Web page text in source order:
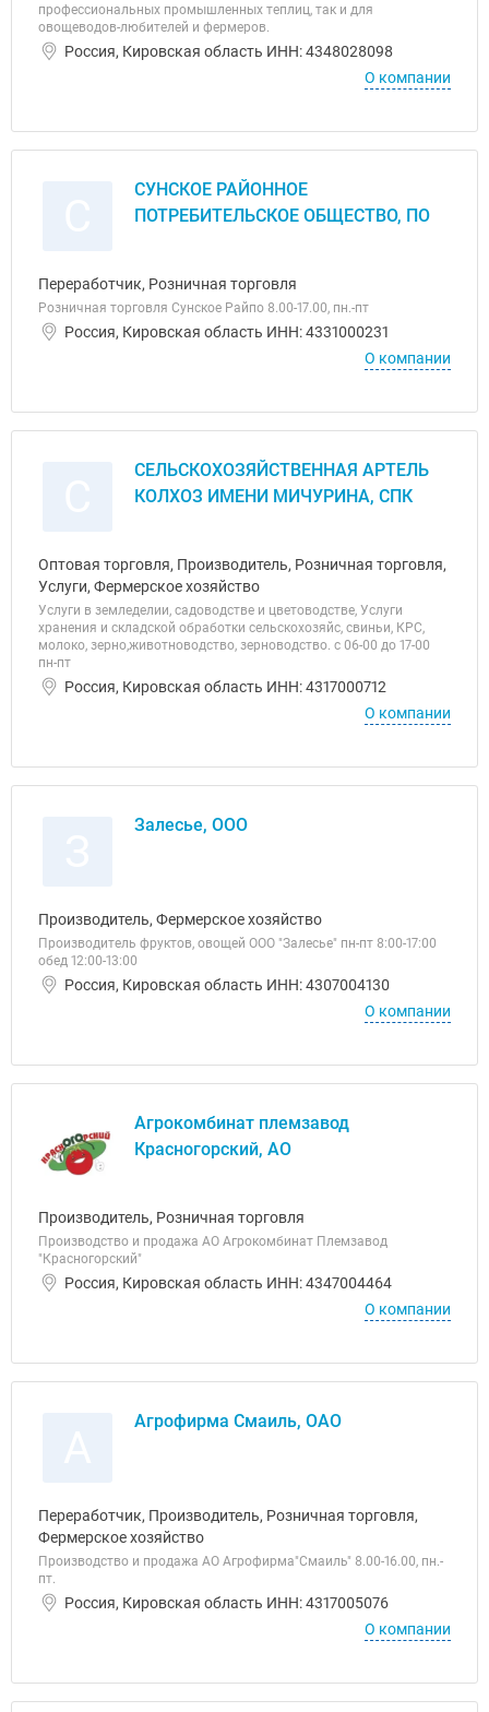
профессиональных промышленных теплиц, так и для
овощеводов-любителей и фермеров.
Россия, Кировская область ИНН: 4348028098
О компании
СУНСКОЕ РАЙОННОЕ
ПОТРЕБИТЕЛЬСКОЕ ОБЩЕСТВО, ПО
Переработчик, Розничная торговля
Розничная торговля Сунское Райпо 8.00-17.00, пн.-пт
Россия, Кировская область ИНН: 4331000231
О компании
СЕЛЬСКОХОЗЯЙСТВЕННАЯ АРТЕЛЬ
КОЛХОЗ ИМЕНИ МИЧУРИНА, СПК
Оптовая торговля, Производитель, Розничная торговля,
Услуги, Фермерское хозяйство
Услуги в земледелии, садоводстве и цветоводстве, Услуги
хранения и складской обработки сельскохозяйс, свиньи, КРС,
молоко, зерно,животноводство, зерноводство. с 06-00 до 17-00
пн-пт
Россия, Кировская область ИНН: 4317000712
О компании
Залесье, ООО
Производитель, Фермерское хозяйство
Производитель фруктов, овощей ООО "Залесье" пн-пт 8:00-17:00
обед 12:00-13:00
Россия, Кировская область ИНН: 4307004130
О компании
Агрокомбинат племзавод
Красногорский, АО
Производитель, Розничная торговля
Производство и продажа АО Агрокомбинат Племзавод
"Красногорский"
Россия, Кировская область ИНН: 4347004464
О компании
Агрофирма Смаиль, ОАО
Переработчик, Производитель, Розничная торговля,
Фермерское хозяйство
Производство и продажа АО Агрофирма"Смаиль" 8.00-16.00, пн.-
пт.
Россия, Кировская область ИНН: 4317005076
О компании